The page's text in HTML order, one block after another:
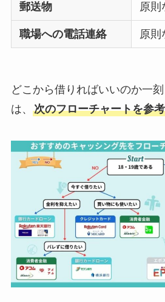
郵送物 原則
職場への電話連絡 原則
どこから借りればいいのか一
は、 次のフローチャートを参